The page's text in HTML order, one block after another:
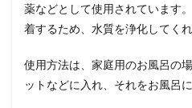
薬などとして使用されています
着するため、水質を浄化してくれ
使用方法は、家庭用のお風呂の
ットなどに入れ、それをお風呂